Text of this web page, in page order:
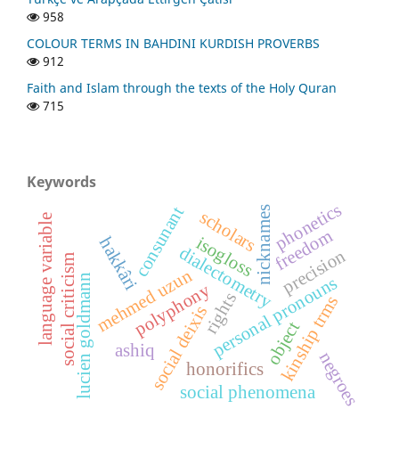
958
COLOUR TERMS IN BAHDINI KURDISH PROVERBS
912
Faith and Islam through the texts of the Holy Quran
715
Keywords
hakkâri dialectometry
mehmed uzun
polyphonypersonal pronouns
kinship trms
nicknames
honorifics
social deixissocial phenomena
ashiq
lucien goldmann
social criticism
consunant precision
isogloss
negroes
freedom
rights
language variable phonetics
object
scholars